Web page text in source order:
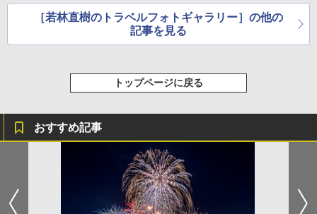
［若林直樹のトラベルフォトギャラリー］の他の
記事を見る
トップページに戻る
おすすめ記事